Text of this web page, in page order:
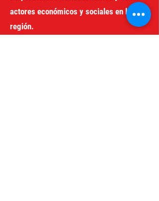
actores económicos y sociales en la
región.